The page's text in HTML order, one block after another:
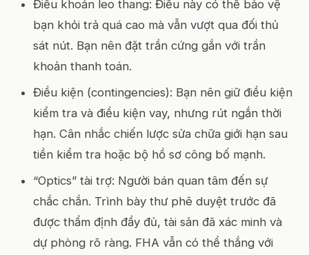
Điều khoản leo thang: Điều này có thể bảo vệ
bạn khỏi trả quá cao mà vẫn vượt qua đối thủ
sát nút. Bạn nên đặt trần cứng gắn với trần
khoản thanh toán.
Điều kiện (contingencies): Bạn nên giữ điều kiện
kiểm tra và điều kiện vay, nhưng rút ngắn thời
hạn. Cân nhắc chiến lược sửa chữa giới hạn sau
tiền kiểm tra hoặc bộ hồ sơ công bố mạnh.
“Optics” tài trợ: Người bán quan tâm đến sự
chắc chắn. Trình bày thư phê duyệt trước đã
được thẩm định đầy đủ, tài sản đã xác minh và
dự phòng rõ ràng. FHA vẫn có thể thắng với